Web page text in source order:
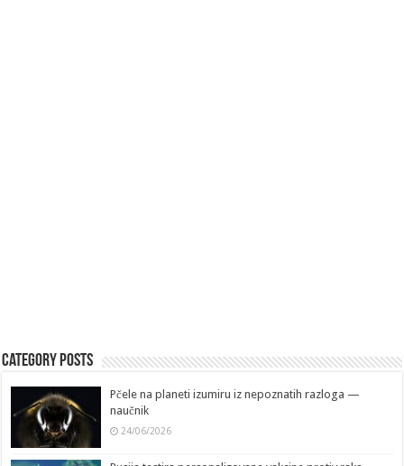
Category Posts
Pčele na planeti izumiru iz nepoznatih razloga —
naučnik
24/06/2026